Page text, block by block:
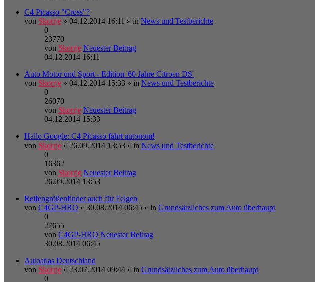
C4 Picasso "Cross"?
von Skorrje » 04.12.2014 16:11 » in News und Testberichte
0
23770
von Skorrje Neuester Beitrag
04.12.2014 16:11
Auto Motor und Sport - Edition '60 Jahre Citroen DS'
von Skorrje » 04.12.2014 15:33 » in News und Testberichte
0
26070
von Skorrje Neuester Beitrag
04.12.2014 15:33
Hallo Google: C4 Picasso fährt autonom!
von Skorrje » 26.09.2014 13:53 » in News und Testberichte
0
16362
von Skorrje Neuester Beitrag
26.09.2014 13:53
Reifengrößenfinder auch für Felgen
von C4GP-HRO » 30.08.2014 06:45 » in Grundsätzliches zum Auto überhaupt
0
27655
von C4GP-HRO Neuester Beitrag
30.08.2014 06:45
Autoatlas Deutschland
von Skorrje » 23.07.2014 09:44 » in Grundsätzliches zum Auto überhaupt
0